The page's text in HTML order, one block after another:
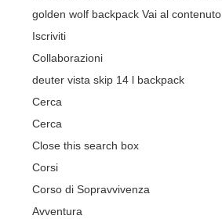
golden wolf backpack Vai al contenuto
Iscriviti
Collaborazioni
deuter vista skip 14 l backpack
Cerca
Cerca
Close this search box
Corsi
Corso di Sopravvivenza
Avventura